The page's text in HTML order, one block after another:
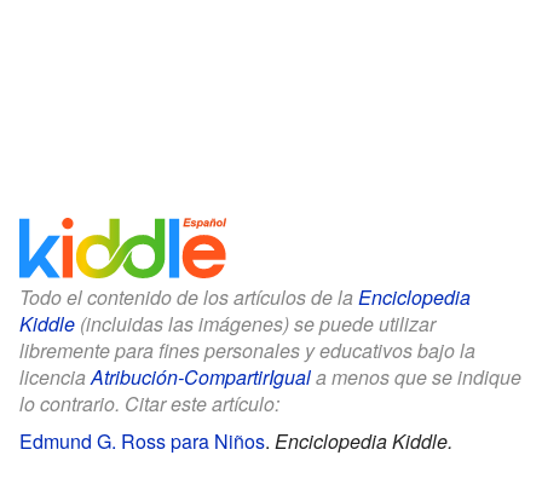
Todo el contenido de los artículos de la Enciclopedia
Kiddle (incluidas las imágenes) se puede utilizar
libremente para fines personales y educativos bajo la
licencia Atribución-CompartirIguala menos que se indique
lo contrario. Citar este artículo:
Edmund G. Ross para Niños. Enciclopedia Kiddle.